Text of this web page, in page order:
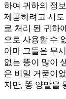
하여 귀하의 정
제공하려고 시
로 처리 된 귀하
으로 사용할 수
아마 그들은 무
없는 똥이 많이
은 비밀 거품이
지만, 똥 양말을